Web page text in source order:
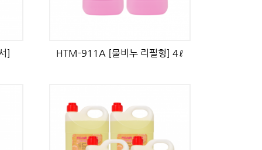
] HTM-911A [물비누 리필형] 4ℓ